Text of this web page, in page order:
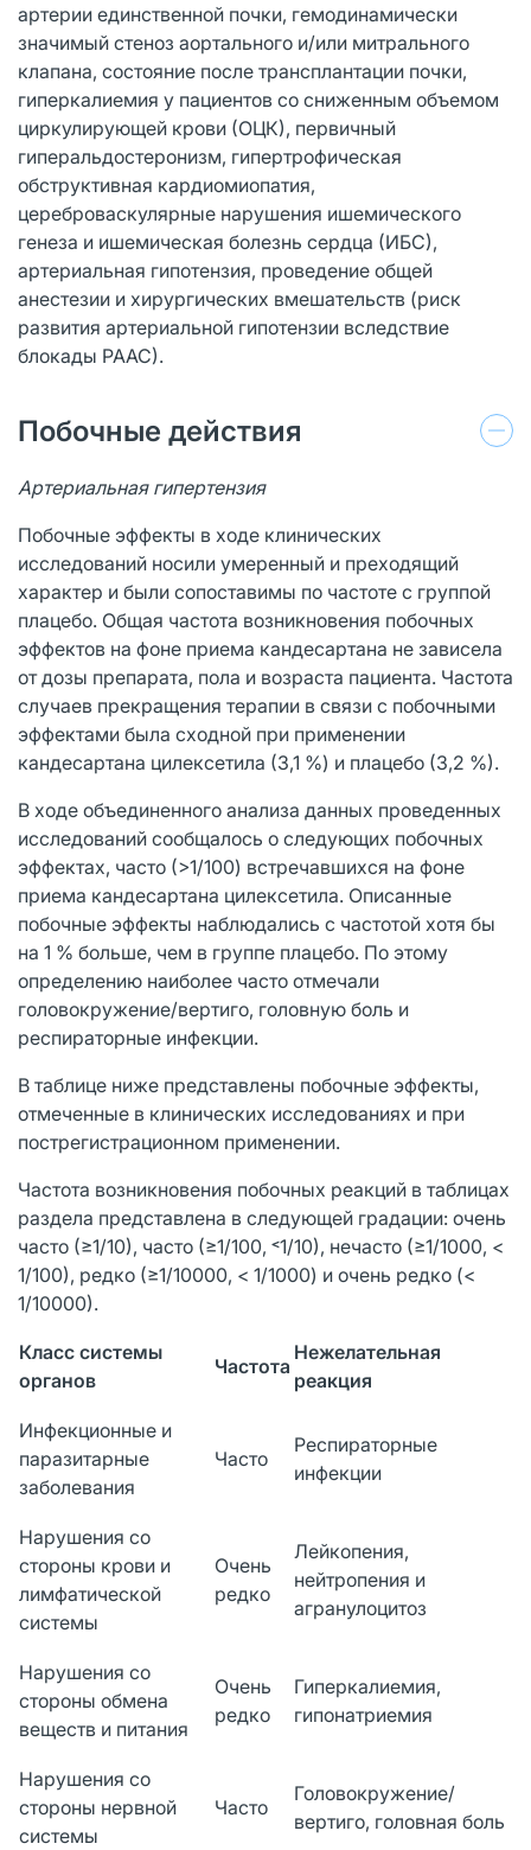
артерии единственной почки, гемодинамически
значимый стеноз аортального и/или митрального
клапана, состояние после трансплантации почки,
гиперкалиемия у пациентов со сниженным объемом
циркулирующей крови (ОЦК), первичный
гиперальдостеронизм, гипертрофическая
обструктивная кардиомиопатия,
цереброваскулярные нарушения ишемического
генеза и ишемическая болезнь сердца (ИБС),
артериальная гипотензия, проведение общей
анестезии и хирургических вмешательств (риск
развития артериальной гипотензии вследствие
блокады РААС).
Побочные действия
Артериальная гипертензия
Побочные эффекты в ходе клинических
исследований носили умеренный и преходящий
характер и были сопоставимы по частоте с группой
плацебо. Общая частота возникновения побочных
эффектов на фоне приема кандесартана не зависела
от дозы препарата, пола и возраста пациента. Частота
случаев прекращения терапии в связи с побочными
эффектами была сходной при применении
кандесартана цилексетила (3,1 %) и плацебо (3,2 %).
В ходе объединенного анализа данных проведенных
исследований сообщалось о следующих побочных
эффектах, часто (>1/100) встречавшихся на фоне
приема кандесартана цилексетила. Описанные
побочные эффекты наблюдались с частотой хотя бы
на 1 % больше, чем в группе плацебо. По этому
определению наиболее часто отмечали
головокружение/вертиго, головную боль и
респираторные инфекции.
В таблице ниже представлены побочные эффекты,
отмеченные в клинических исследованиях и при
пострегистрационном применении.
Частота возникновения побочных реакций в таблицах
раздела представлена в следующей градации: очень
часто (≥1/10), часто (≥1/100, ˂1/10), нечасто (≥1/1000, <
1/100), редко (≥1/10000, < 1/1000) и очень редко (<
1/10000).
Класс системы
органов
Частота
Нежелательная
реакция
Инфекционные и
паразитарные
заболевания
Часто
Респираторные
инфекции
Нарушения со
стороны крови и
лимфатической
системы
Очень
редко
Лейкопения,
нейтропения и
агранулоцитоз
Нарушения со
стороны обмена
веществ и питания
Очень
редко
Гиперкалиемия,
гипонатриемия
Нарушения со
стороны нервной
системы
Часто
Головокружение/
вертиго, головная боль